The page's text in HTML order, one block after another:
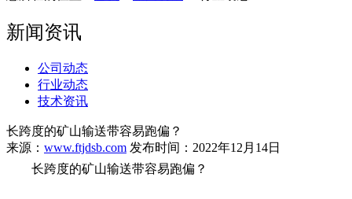
新闻资讯
公司动态
行业动态
技术资讯
长跨度的矿山输送带容易跑偏？
来源： www.ftjdsb.com 发布时间：2022年12月14日
长跨度的矿山输送带容易跑偏？